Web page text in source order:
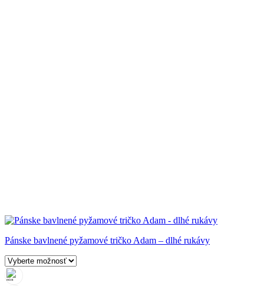
Pánske bavlnené pyžamové tričko Adam – dlhé rukávy